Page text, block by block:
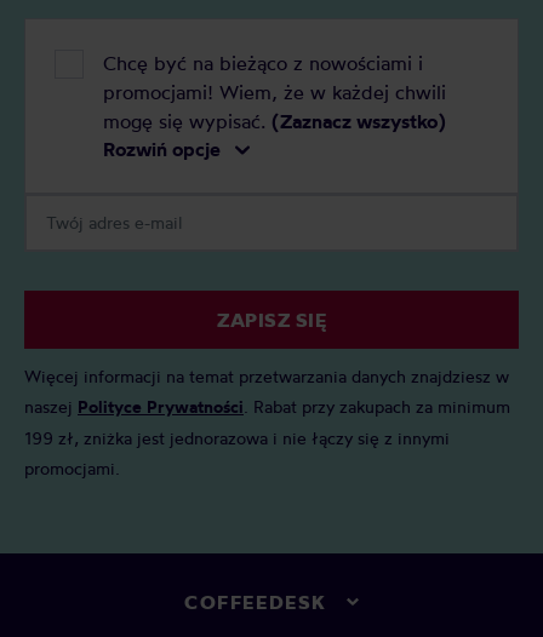
Chcę być na bieżąco z nowościami i
promocjami! Wiem, że w każdej chwili
mogę się wypisać. (Zaznacz wszystko)
Rozwiń opcje
ZAPISZ SIĘ
Więcej informacji na temat przetwarzania danych znajdziesz w
naszej Polityce Prywatności . Rabat przy zakupach za minimum
199 zł, zniżka jest jednorazowa i nie łączy się z innymi
promocjami.
COFFEEDESK